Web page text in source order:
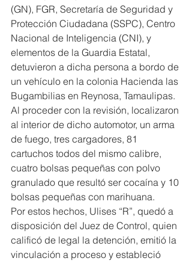
(GN), FGR, Secretaría de Seguridad y
Protección Ciudadana (SSPC), Centro
Nacional de Inteligencia (CNI), y
elementos de la Guardia Estatal,
detuvieron a dicha persona a bordo de
un vehículo en la colonia Hacienda las
Bugambilias en Reynosa, Tamaulipas.
Al proceder con la revisión, localizaron
al interior de dicho automotor, un arma
de fuego, tres cargadores, 81
cartuchos todos del mismo calibre,
cuatro bolsas pequeñas con polvo
granulado que resultó ser cocaína y 10
bolsas pequeñas con marihuana.
Por estos hechos, Ulises “R”, quedó a
disposición del Juez de Control, quien
calificó de legal la detención, emitió la
vinculación a proceso y estableció